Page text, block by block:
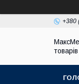
+380
товарів